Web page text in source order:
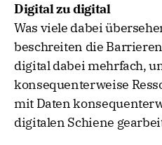
Digital zu digital
Was viele dabei
beschreiten die
digital dabei mehrfach,
konsequenterweise
mit Daten
digitalen Schiene